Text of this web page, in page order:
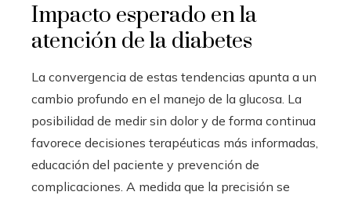
Impacto esperado en la
atención de la diabetes
La convergencia de estas tendencias apunta a un
cambio profundo en el manejo de la glucosa. La
posibilidad de medir sin dolor y de forma continua
favorece decisiones terapéuticas más informadas,
educación del paciente y prevención de
complicaciones. A medida que la precisión se